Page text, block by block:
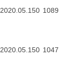
2020.05.150 1089
2020.05.150 1047